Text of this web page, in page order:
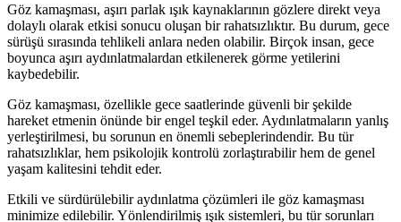
Göz kamaşması, aşırı parlak ışık kaynaklarının gözlere direkt veya
dolaylı olarak etkisi sonucu oluşan bir rahatsızlıktır. Bu durum, gece
sürüşü sırasında tehlikeli anlara neden olabilir. Birçok insan, gece
boyunca aşırı aydınlatmalardan etkilenerek görme yetilerini
kaybedebilir.
Göz kamaşması, özellikle gece saatlerinde güvenli bir şekilde
hareket etmenin önünde bir engel teşkil eder. Aydınlatmaların yanlış
yerleştirilmesi, bu sorunun en önemli sebeplerindendir. Bu tür
rahatsızlıklar, hem psikolojik kontrolü zorlaştırabilir hem de genel
yaşam kalitesini tehdit eder.
Etkili ve sürdürülebilir aydınlatma çözümleri ile göz kamaşması
minimize edilebilir. Yönlendirilmiş ışık sistemleri, bu tür sorunları